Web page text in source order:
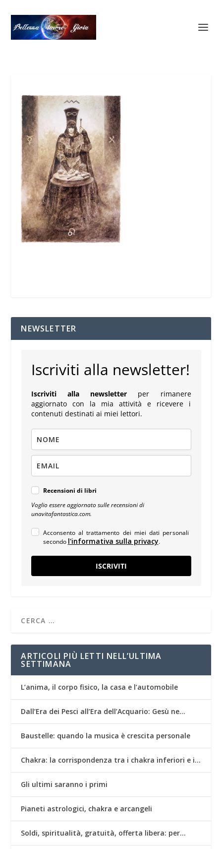
NEWSLETTER
Iscriviti alla newsletter!
Iscriviti alla newsletter per rimanere
aggiornato con la mia attività e ricevere i
contenuti destinati ai miei lettori.
Recensioni di libri
Voglio essere aggiornato sulle recensioni di
unavitafantastica.com.
Acconsento al trattamento dei miei dati personali
secondo l'informativa sulla privacy.
ISCRIVITI
ARTICOLI PIÙ LETTI NELL’ULTIMA
SETTIMANA
L’anima, il corpo fisico, la casa e l’automobile
Dall’Era dei Pesci all’Era dell’Acquario: Gesù ne…
Baustelle: quando la musica è crescita personale
Chakra: la corrispondenza tra i chakra inferiori e i…
Gli ultimi saranno i primi
Pianeti astrologici, chakra e arcangeli
Soldi, spiritualità, gratuità, offerta libera: per…